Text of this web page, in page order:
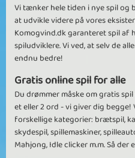
Vi tænker hele tiden i nye spil og
at udvikle videre på vores
Komogvind.dk garanteret spil
spiludviklere. Vi ved, at selv de
endnu bedre!
Gratis online spil for alle
Du drømmer måske om gratis
et eller 2 ord - vi giver dig
forskellige kategorier: brætspil,
skydespil, spillemaskiner,
Mahjong, Idle clicker m.m. Så